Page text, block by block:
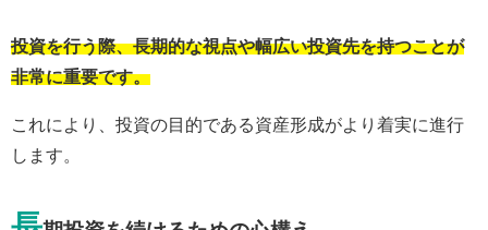
投資を行う際、長期的な視点や幅広い投資先を持つことが
非常に重要です。
これにより、投資の目的である資産形成がより着実に進行
します。